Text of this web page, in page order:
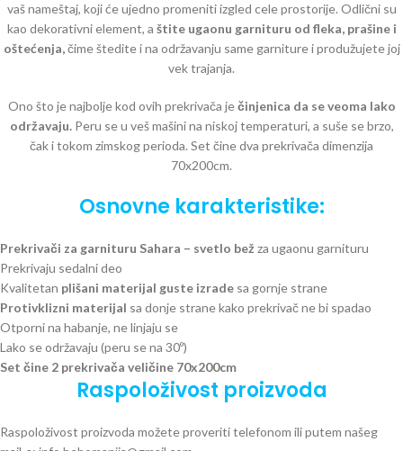
vaš nameštaj, koji će ujedno promeniti izgled cele prostorije. Odlični su
kao dekorativni element, a štite ugaonu garnituru od fleka, prašine i
oštećenja,čime štedite i na održavanju same garniture i produžujete joj
vek trajanja.
Ono što je najbolje kod ovih prekrivača ječinjenica da se veoma lako
održavaju.Peru se u veš mašini na niskoj temperaturi, a suše se brzo,
čak i tokom zimskog perioda. Set čine dva prekrivača dimenzija
70x200cm.
Osnovne karakteristike:
Prekrivači za garnituru Sahara – svetlo bež za ugaonu garnituru
Prekrivaju sedalni deo
Kvalitetan plišani materijal guste izrade sa gornje strane
Protivklizni materijal sa donje strane kako prekrivač ne bi spadao
Otporni na habanje, ne linjaju se
Lako se održavaju (peru se na 30º)
Set čine 2 prekrivača veličine 70x200cm
Raspoloživost proizvoda
Raspoloživost proizvoda možete proveriti telefonom ili putem našeg